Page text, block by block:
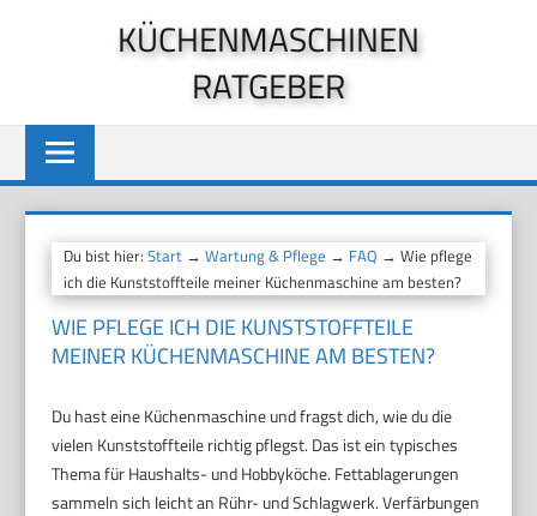
KÜCHENMASCHINEN
RATGEBER
Du bist hier:Start →Wartung & Pflege → FAQ → Wie pflege
ich die Kunststoffteile meiner Küchenmaschine am besten?
WIE PFLEGE ICH DIE KUNSTSTOFFTEILE
MEINER KÜCHENMASCHINE AM BESTEN?
Du hast eine Küchenmaschine und fragst dich, wie du die
vielen Kunststoffteile richtig pflegst. Das ist ein typisches
Thema für Haushalts- und Hobbyköche. Fettablagerungen
sammeln sich leicht an Rühr- und Schlagwerk. Verfärbungen